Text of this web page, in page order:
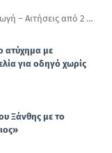
– Αιτήσεις από 2 …
ατύχημα με
για οδηγό χωρίς
Ξάνθης με το